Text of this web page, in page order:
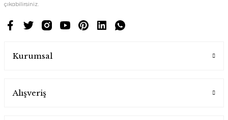
çıkabilirsiniz.
Kurumsal
Alışveriş